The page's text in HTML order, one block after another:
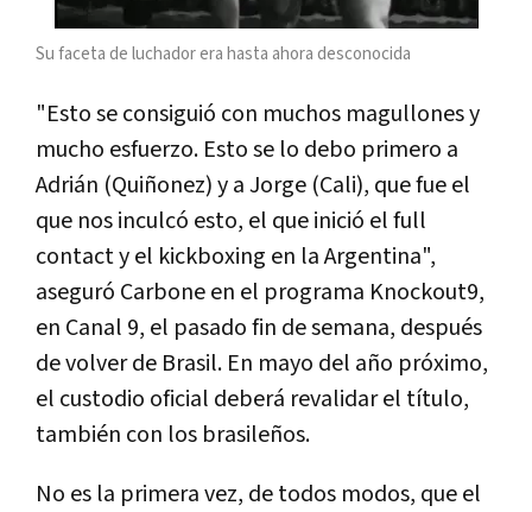
Su faceta de luchador era hasta ahora desconocida
"Esto se consiguió con muchos magullones y
mucho esfuerzo. Esto se lo debo primero a
Adrián (Quiñonez) y a Jorge (Cali), que fue el
que nos inculcó esto, el que inició el full
contact y el kickboxing en la Argentina",
aseguró Carbone en el programa Knockout9,
en Canal 9, el pasado fin de semana, después
de volver de Brasil. En mayo del año próximo,
el custodio oficial deberá revalidar el título,
también con los brasileños.
No es la primera vez, de todos modos, que el